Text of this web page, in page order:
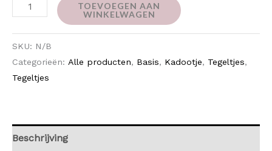
TOEVOEGEN AAN
WINKELWAGEN
SKU: N/B
Categorieën: Alle producten, Basis, Kadootje, Tegeltjes,
Tegeltjes
Beschrijving